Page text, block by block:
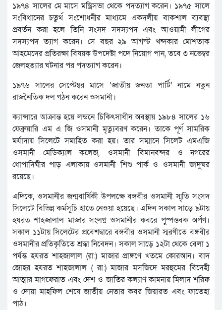
১৯৭৪ সালের মে মাসে মন্ত্রিসভা থেকে পদত্যাগ করেন। ১৯৭৫ সালে
সংবিধানের চতুর্থ সংশোধনীর মাধ্যমে একদলীয় বাকশাল ব্যবস্থা
প্রবর্তন করা হলে তিনি সংসদ সদস্যপদ এবং আওয়ামী লীগের
সদস্যপদ ত্যাগ করেন। সে বছর ২৯ আগস্ট খন্দকার মোশতাক
আহমেদের প্রতিরক্ষা বিষয়ক উপদেষ্টা পদে নিয়োগ পান, তবে ৩ নভেম্বর
জেলহত্যার ঘটনার পর পদত্যাগ করেন।
১৯৭৬ সালের সেপ্টেম্বর মাসে ‘জাতীয় জনতা পার্টি’ নামে নতুন
রাজনৈতিক দল গঠন করেন ওসমানী।
ক্যান্সারে আক্রান্ত হয়ে লন্ডনে চিকিৎসাধীন অবস্থায় ১৯৮৪ সালের ১৬
ফেব্রুয়ারি এম এ জি ওসমানী মৃত্যুবরণ করেন। তাকে পূর্ণ সামরিক
মর্যাদায় সিলেটে সমাহিত করা হয়। তার সম্মানে সিলেট এমএজি
ওসমানী মেডিক্যাল কলেজ, ওসমানী বিমানবন্দর ও নগরের
ধোপাদিঘীর পাড় এলাকায় ওসমানী শিশু পার্ক ও ওসমানী জাদুঘর
রয়েছে।
এদিকে, ওসমানীর জন্মবার্ষিকী উপলক্ষে বঙ্গবীর ওসমানী স্মৃতি সংসদ
সিলেটে বিভিন্ন কর্মসূচি হাতে নেওয়া হয়েছে। এদিন সকাল সাড়ে ৯টায়
হযরত শাহজালাল মাজার সংলগ্ন ওসমানীর কবরে পুষ্পস্তবক অর্পণ।
সকাল ১১টায় সিলেটের প্রবেশদ্বারে বঙ্গবীর ওসমানী স্মরণীতে বঙ্গবীর
ওসমানীর প্রতিকৃতিতে শ্রদ্ধা নিবেদন। সকাল সাড়ে ১২টা থেকে বেলা ১
পর্যন্ত হযরত শাহজালাল (রা:) মাজার প্রাঙ্গণে খতমে কোরআন। বাদ
জোহর হযরত শাহজালাল ( রা:) মাজার মসজিদে মরহুমের বিদেহী
আত্মার মাগফেরাত এবং দেশ ও জাতির কল্যাণ কামনায় মিলাদ শরিফ
ও দোয়া মাহফিল শেষে জাতীয় নেতার কবর জিয়ারত এবং ফাতেহা
পাঠ।